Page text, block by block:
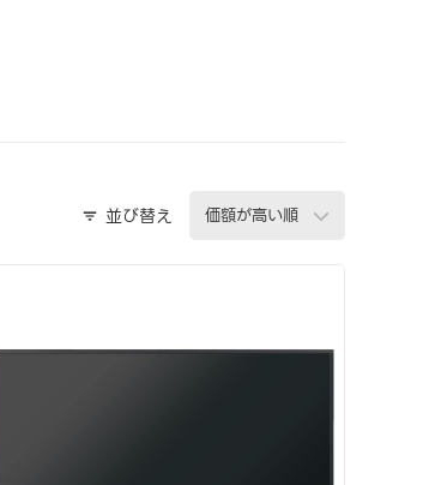
並び替え